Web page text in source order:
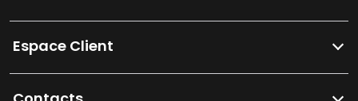
Espace Client